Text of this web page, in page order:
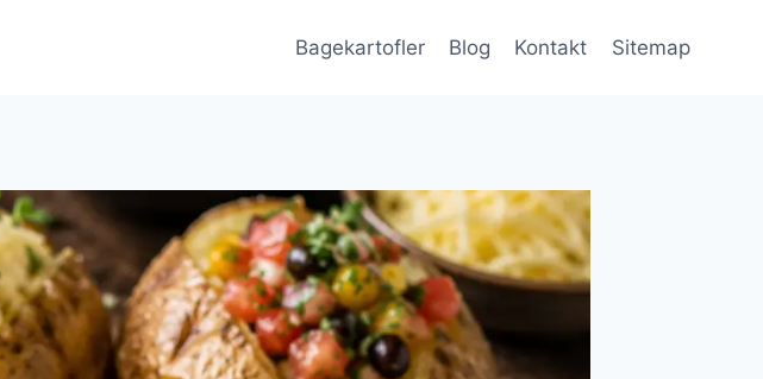
Bagekartofler Blog Kontakt Sitemap